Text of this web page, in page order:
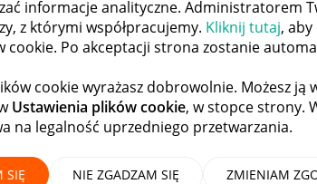
informacje analityczne. Administratorem
z którymi współpracujemy. Kliknij tutaj,
cookie. Po akceptacji strona zostanie
cookie wyrażasz dobrowolnie. Możesz ją
Ustawienia plików cookie, w stopce strony.
na legalność uprzedniego przetwarzania.
SIĘ NIE ZGADZAM SIĘ ZMIENIAM